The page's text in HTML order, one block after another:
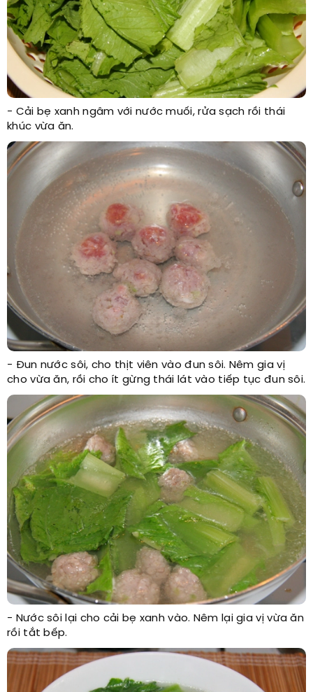
- Cải bẹ xanh ngâm với nước muối, rửa sạch rồi thái
khúc vừa ăn.
- Đun nước sôi, cho thịt viên vào đun sôi. Nêm gia vị
cho vừa ăn, rồi cho ít gừng thái lát vào tiếp tục đun sôi.
- Nước sôi lại cho cải bẹ xanh vào. Nêm lại gia vị vừa ăn
rồi tắt bếp.